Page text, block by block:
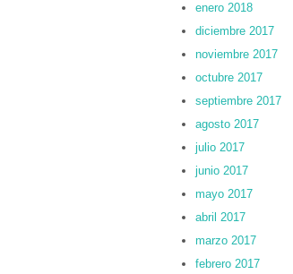
enero 2018
diciembre 2017
noviembre 2017
octubre 2017
septiembre 2017
agosto 2017
julio 2017
junio 2017
mayo 2017
abril 2017
marzo 2017
febrero 2017